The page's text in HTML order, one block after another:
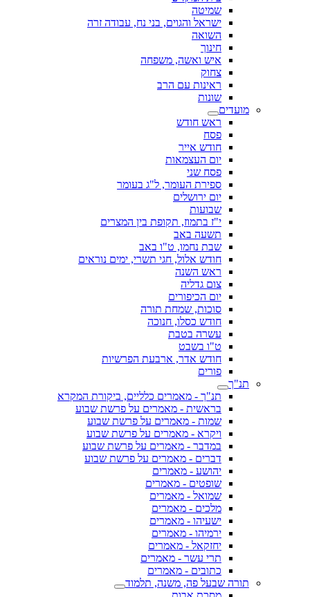
שמיטה
ישראל והגוים, בני נח, עבודה זרה
השואה
חינוך
איש ואשה, משפחה
צחוק
ראינות עם הרב
שונות
מועדים
ראש חודש
פסח
חודש אייר
יום העצמאות
פסח שני
ספירת העומר, ל"ג בעומר
יום ירושלים
שבועות
י"ז בתמוז, תקופת בין המצרים
תשעה באב
שבת נחמו, ט"ו באב
חודש אלול, חגי תשרי, ימים נוראים
ראש השנה
צום גדליה
יום הכיפורים
סוכות, שמחת תורה
חודש כסלו, חנוכה
עשרה בטבת
ט"ו בשבט
חודש אדר, ארבעת הפרשיות
פורים
תנ"ך
תנ"ך - מאמרים כלליים, ביקורת המקרא
בראשית - מאמרים על פרשת שבוע
שמות - מאמרים על פרשת שבוע
ויקרא - מאמרים על פרשת שבוע
במדבר - מאמרים על פרשת שבוע
דברים - מאמרים על פרשת שבוע
יהושע - מאמרים
שופטים - מאמרים
שמואל - מאמרים
מלכים - מאמרים
ישעיהו - מאמרים
ירמיהו - מאמרים
יחזקאל - מאמרים
תרי עשר - מאמרים
כתובים - מאמרים
תורה שבעל פה, משנה, תלמוד